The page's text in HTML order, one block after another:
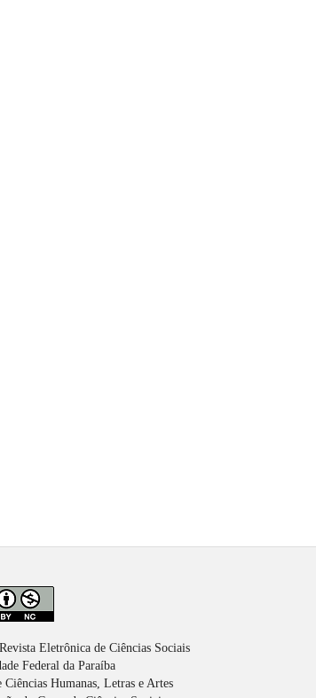
Eletrônica de Ciências Sociais
Federal da Paraíba
Ciências Humanas, Letras e Artes